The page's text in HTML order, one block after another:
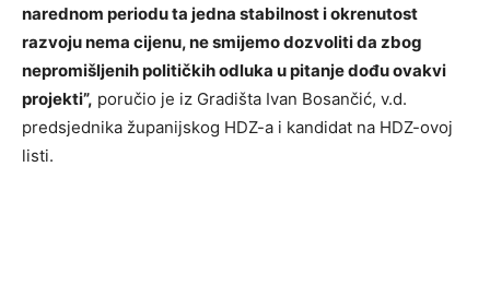
narednom periodu ta jedna stabilnost i okrenutost
razvoju nema cijenu, ne smijemo dozvoliti da zbog
nepromišljenih političkih odluka u pitanje dođu ovakvi
projekti”, poručio je iz Gradišta Ivan Bosančić, v.d.
predsjednika županijskog HDZ-a i kandidat na HDZ-ovoj
listi.